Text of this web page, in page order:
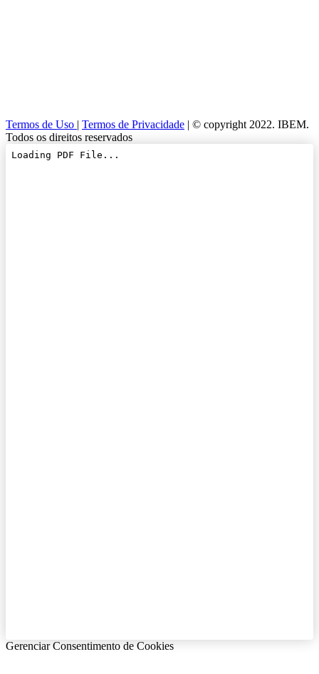
Termos de Uso | Termos de Privacidade | © copyright 2022. IBEM.
Todos os direitos reservados
Gerenciar Consentimento de Cookies